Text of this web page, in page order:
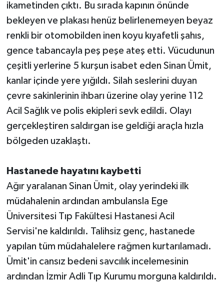
ikametinden çıktı. Bu sırada kapının önünde
bekleyen ve plakası henüz belirlenemeyen beyaz
renkli bir otomobilden inen koyu kıyafetli şahıs,
gence tabancayla peş peşe ateş etti. Vücudunun
çeşitli yerlerine 5 kurşun isabet eden Sinan Ümit,
kanlar içinde yere yığıldı. Silah seslerini duyan
çevre sakinlerinin ihbarı üzerine olay yerine 112
Acil Sağlık ve polis ekipleri sevk edildi. Olayı
gerçekleştiren saldırgan ise geldiği araçla hızla
bölgeden uzaklaştı.
Hastanede hayatını kaybetti
Ağır yaralanan Sinan Ümit, olay yerindeki ilk
müdahalenin ardından ambulansla Ege
Üniversitesi Tıp Fakültesi Hastanesi Acil
Servisi'ne kaldırıldı. Talihsiz genç, hastanede
yapılan tüm müdahalelere rağmen kurtarılamadı.
Ümit'in cansız bedeni savcılık incelemesinin
ardından İzmir Adli Tıp Kurumu morguna kaldırıldı.